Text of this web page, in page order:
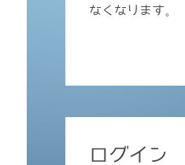
なくなります。
ログイン